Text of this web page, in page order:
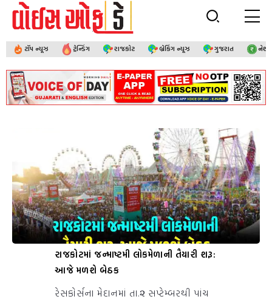
ટૉપ ન્યૂઝ ટ્રેન્ડિંગ રાજકોટ બ્રેકિંગ ન્યૂઝ ગુજરાત
રાજકોટમાં જન્માષ્ટમી લોકમેળાની તૈયારી શરૂ:
આજે મળશે બેઠક
રેસકોર્સના મેદાનમાં તા.૨ સપ્ટેમ્બરથી પાંચ